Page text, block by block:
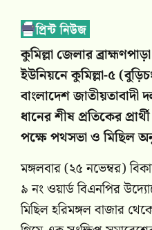
‎কুমিল্লা জেলার
ইউনিয়নে কুমিল্লা-৫
বাংলাদেশ
ধানের শীষ প্রতিকের
পক্ষে পথসভা ও মিছিল
মঙ্গলবার (২৫ নভেম্বর)
৯ নং ওয়ার্ড বিএনপির
মিছিল হরিমঙ্গল বাজার